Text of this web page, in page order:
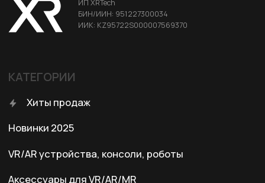
+7 (701) 202-04-00
Условия доставки
Условия оплаты
Адрес:
Политика конфиденциальности